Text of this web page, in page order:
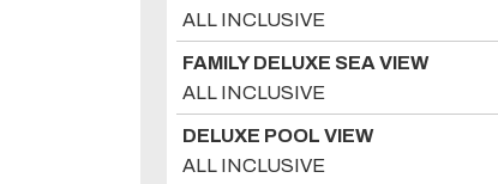
ALL INCLUSIVE
FAMILY DELUXE SEA VIEW
ALL INCLUSIVE
DELUXE POOL VIEW
ALL INCLUSIVE